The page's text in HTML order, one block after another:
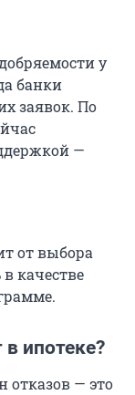
у
банки
заявок. По
—
от выбора
качестве
ипотеке?
отказов — это